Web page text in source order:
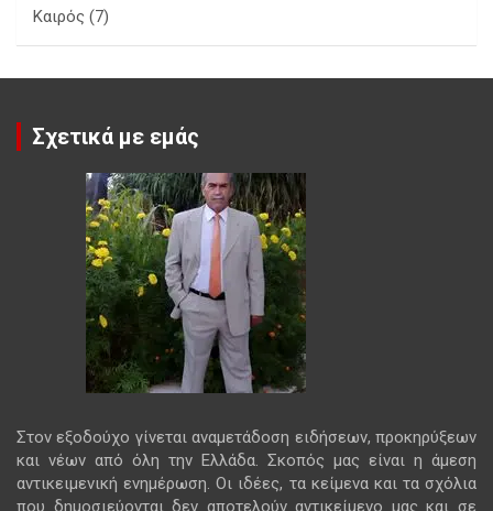
Καιρός (7)
Σχετικά με εμάς
Στον εξοδούχο γίνεται αναμετάδοση ειδήσεων, προκηρύξεων
και νέων από όλη την Ελλάδα. Σκοπός μας είναι η άμεση
αντικειμενική ενημέρωση. Οι ιδέες, τα κείμενα και τα σχόλια
που δημοσιεύονται δεν αποτελούν αντικείμενο μας και σε